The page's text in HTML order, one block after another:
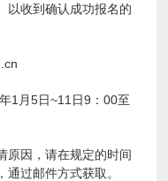
以收到确认成功报名的
1月5日~11日9：00至
原因，请在规定的时间
过邮件方式获取。